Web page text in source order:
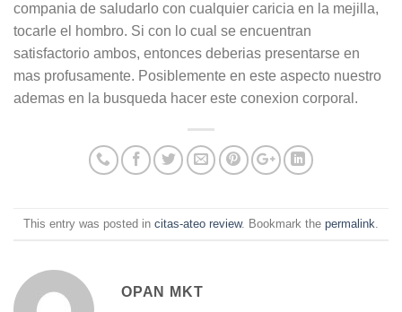
compania de saludarlo con cualquier caricia en la mejilla,
tocarle el hombro. Si con lo cual se encuentran
satisfactorio ambos, entonces deberias presentarse en
mas profusamente. Posiblemente en este aspecto nuestro
ademas en la busqueda hacer este conexion corporal.
This entry was posted in citas-ateo review. Bookmark the permalink
OPAN MKT